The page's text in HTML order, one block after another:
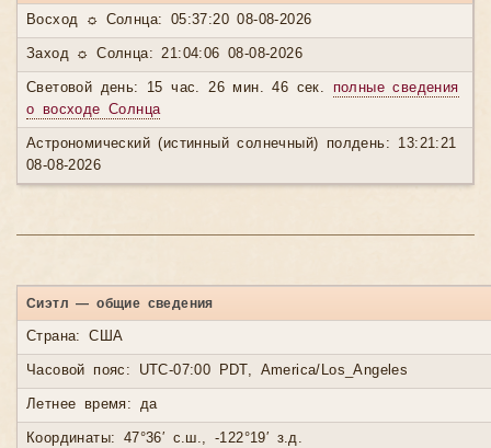
Восход ☼ Солнца: 05:37:20 08-08-2026
Заход ☼ Солнца: 21:04:06 08-08-2026
Световой день: 15 час. 26 мин. 46 сек. полные сведения
о восходе Солнца
Астрономический (истинный солнечный) полдень: 13:21:21
08-08-2026
Сиэтл — общие сведения
Страна: США
Часовой пояс: UTC-07:00 PDT, America/Los_Angeles
Летнее время: да
Координаты: 47°36′ с.ш., -122°19′ з.д.